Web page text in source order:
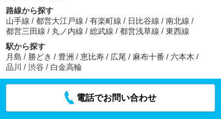
路線から探す
山手線 / 都営大江戸線 / 有楽町線 / 日比谷線 / 南北線 /
都営三田線 / 丸ノ内線 / 総武線 / 都営浅草線 / 東西線
駅から探す
月島 / 勝どき / 豊洲 / 恵比寿 / 広尾 / 麻布十番 / 六本木 /
品川
/ 渋谷 / 白金高輪
電話でお問い合わせ